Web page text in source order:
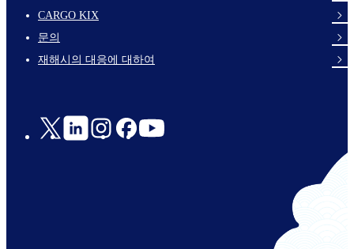
footer-
links-
en-
CARGO KIX
문의
재해시의 대응에 대하여
Social